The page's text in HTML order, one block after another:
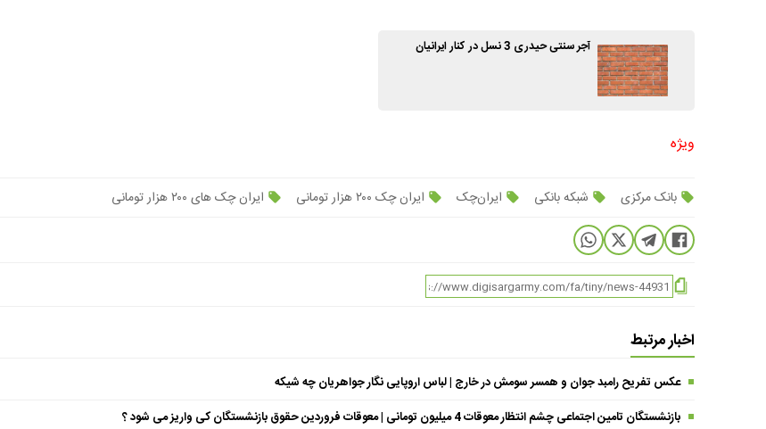
آجر سنتی حیدری 3 نسل در کنار ایرانیان
ویژه
بانک مرکزی شبکه بانکی ایران‌چک ایران چک ۲۰۰ هزار تومانی ایران چک های ۲۰۰ هزار تومانی
اخبار مرتبط
عکس تفریح رامبد جوان و همسر سومش در خارج | لباس اروپایی نگار جواهریان چه شیکه
بازنشستگان تامین اجتماعی چشم انتظار معوقات 4 میلیون تومانی | معوقات فروردین حقوق بازنشستگان کی واریز می شود ؟